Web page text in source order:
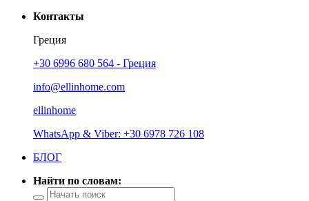
Контакты
Греция
+30 6996 680 564 - Греция
info@ellinhome.com
ellinhome
WhatsApp & Viber: +30 6978 726 108
БЛОГ
Найти по словам: